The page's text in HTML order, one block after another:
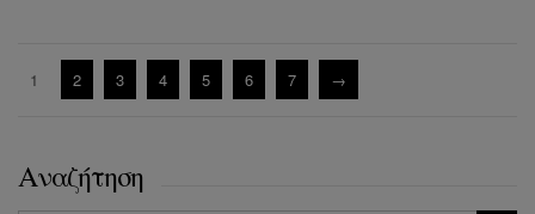
1 2 3 4 5 6 7 →
Αναζήτηση